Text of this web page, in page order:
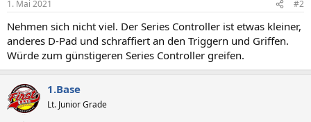
1. Mai 2021 #2
Nehmen sich nicht viel. Der Series Controller ist etwas kleiner,
anderes D-Pad und schraffiert an den Triggern und Griffen.
Würde zum günstigeren Series Controller greifen.
1.Base
Lt. Junior Grade